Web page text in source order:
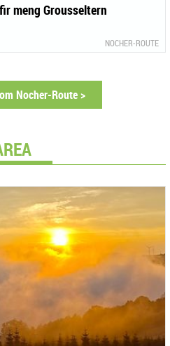
meng Grousseltern
NOCHER-ROUTE
Nocher-Route >